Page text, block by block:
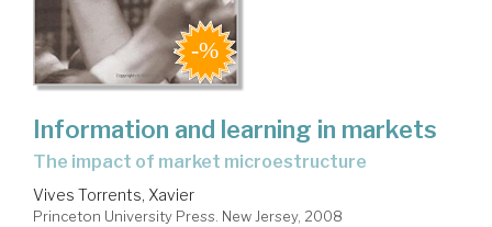
Information and learning in markets
the impact of market microestructure
Vives Torrents, Xavier
Princeton University Press. New Jersey, 2008